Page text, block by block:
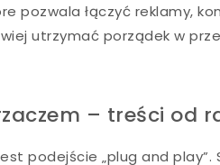
pozwala łączyć reklamy,
utrzymać porządek w
– treści od
podejście „plug and play”.